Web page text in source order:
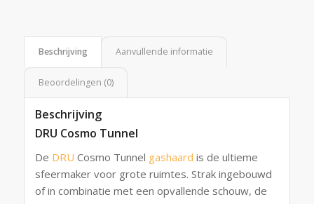
Beschrijving Aanvullende informatie
Beoordelingen (0)
Beschrijving
DRU Cosmo Tunnel
De DRU Cosmo Tunnel gashaard is de ultieme
sfeermaker voor grote ruimtes. Strak ingebouwd
of in combinatie met een opvallende schouw, de